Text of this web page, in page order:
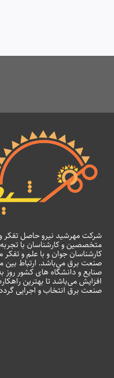
شرکت مهرشید نیرو حاصل تفکر
متخصصین و کارشناسان با
کارشناسان جوان و با علم و
صنعت برق می‌باشد. ارتباط بین
صنایع و دانشگاه های کشور روز
افزایش می‌باشد تا بهترین
صنعت برق انتخاب و اجرایی